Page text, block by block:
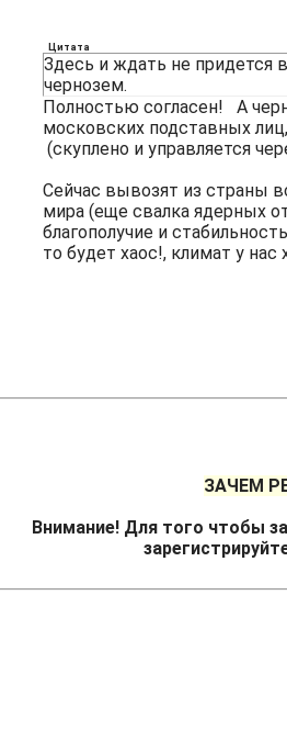
Цитата
Здесь и ждать не придется
чернозем.
Полностью согласен! А
московских подставных
(скуплено и управляется
Сейчас вывозят из страны
мира (еще свалка ядерных
благополучие и
то будет хаос!, климат у
ЗАЧЕМ
Внимание! Для того чтобы